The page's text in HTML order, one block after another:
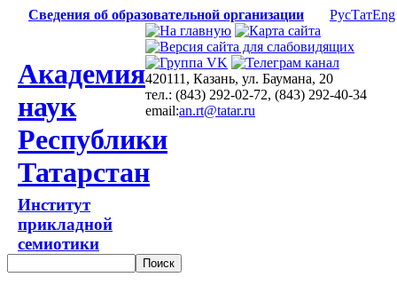
Сведения об образовательной организации РусТатEng
Академия
наук
Республики
Татарстан
Институт
прикладной
семиотики
420111, Казань, ул. Баумана, 20
тел.: (843) 292-02-72, (843) 292-40-34
email:an.rt@tatar.ru